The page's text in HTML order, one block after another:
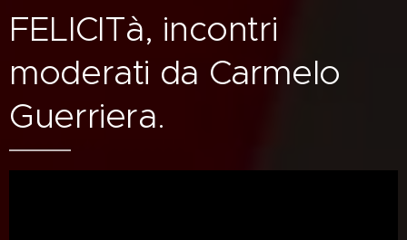
FELICITà, incontri
moderati da Carmelo
Guerriera.